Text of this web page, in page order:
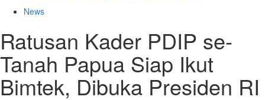
News
Ratusan Kader PDIP se-
Tanah Papua Siap Ikut
Bimtek, Dibuka Presiden RI